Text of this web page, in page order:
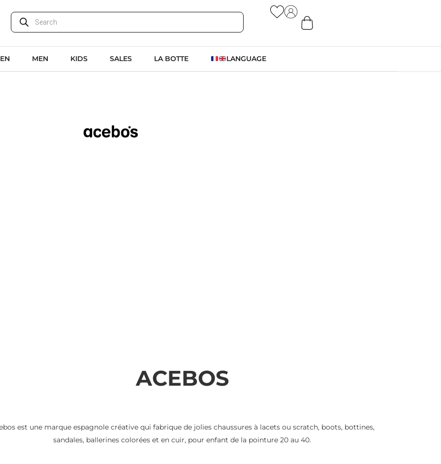
MEN KIDS SALES LA BOTTE LANGUAGE
ACEBOS
est une marque espagnole créative qui fabrique de jolies chaussures à lacets ou scratch, boots, bottines,
sandales, ballerines colorées et en cuir, pour enfant de la pointure 20 au 40.